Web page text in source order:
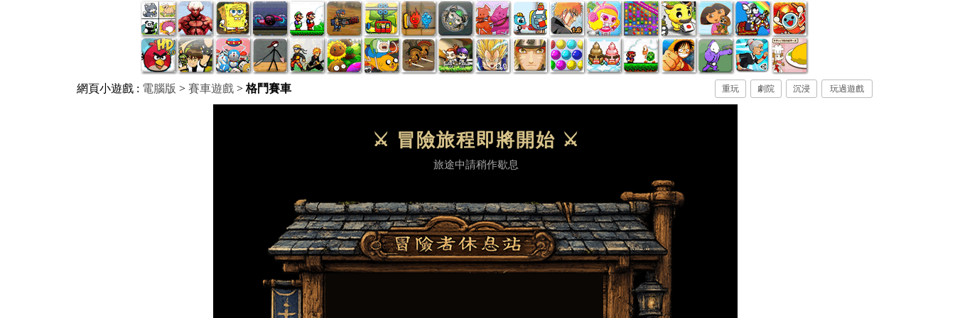
網頁小遊戲 : 電腦版 > 賽車遊戲 > 格鬥賽車 重玩 劇院 沉浸 玩過遊戲